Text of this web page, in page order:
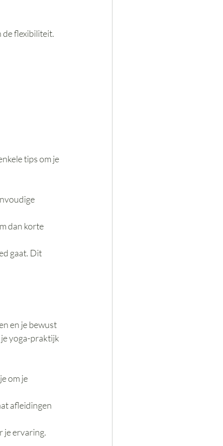
de flexibiliteit.
tips om je
dan korte
gaat. Dit
en je bewust
yoga-praktijk
om je
afleidingen
je ervaring.